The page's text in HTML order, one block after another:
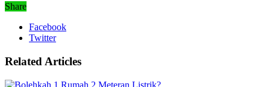
Share
Facebook
Twitter
Related Articles